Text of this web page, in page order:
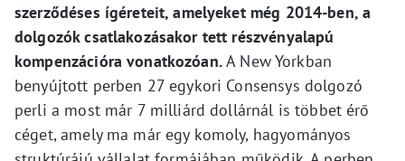
szerződéses ígéreteit, amelyeket még 2014-ben, a
dolgozók csatlakozásakor tett részvényalapú
kompenzációra vonatkozóan.A New Yorkban
benyújtott perben 27 egykori Consensys dolgozó
perli a most már 7 milliárd dollárnál is többet érő
céget, amely ma már egy komoly, hagyományos